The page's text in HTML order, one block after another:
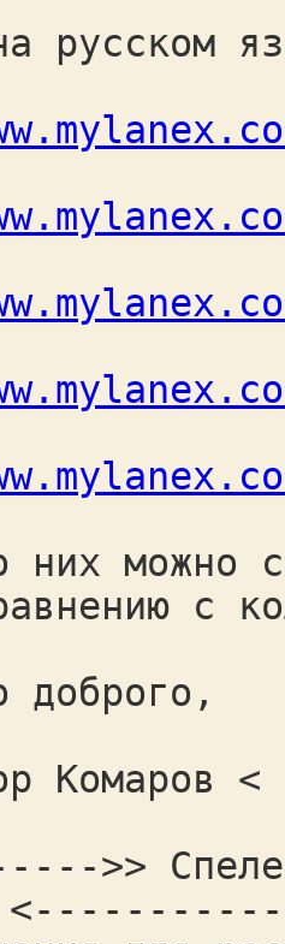
русском
них можно
с
доброго,
Комаров <
>>